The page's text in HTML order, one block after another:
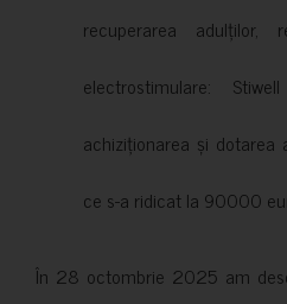
recuperarea
electrostimulare:
achiziționarea și dotarea
ce s-a ridicat la 90000
În 28 octombrie 2025 am